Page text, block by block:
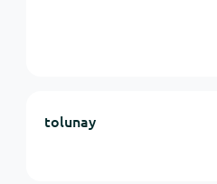
tolunay